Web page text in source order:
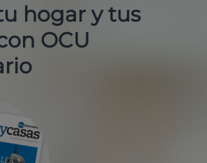
hogar y tus
OCU